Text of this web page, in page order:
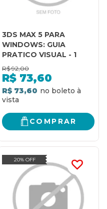
3DS MAX 5 PARA
WINDOWS: GUIA
PRATICO VISUAL - 1
R$ 92,00
R$ 73,60
R$ 73,60
COMPRAR
20% OFF